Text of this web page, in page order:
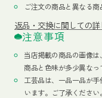
ご注文の商品と異なる
返品・交換に関しての詳
注意事項
当店掲載の商品の画像
商品と色味が多少異なっ
工芸品は、一品一品が
います。ご了承ください。